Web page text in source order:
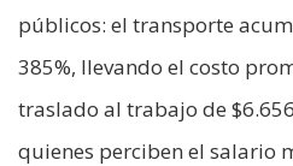
públicos: el transporte
385%, llevando el costo
traslado al trabajo de
quienes perciben el salario